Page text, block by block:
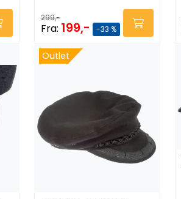
299,-
Fra: 199,- -33 %
Outlet